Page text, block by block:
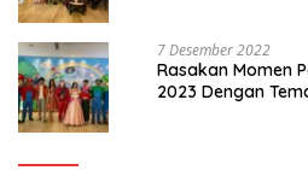
7 Desember 2022
Rasakan Momen
2023 Dengan